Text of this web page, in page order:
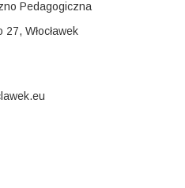
Pedagogiczna
Włocławek